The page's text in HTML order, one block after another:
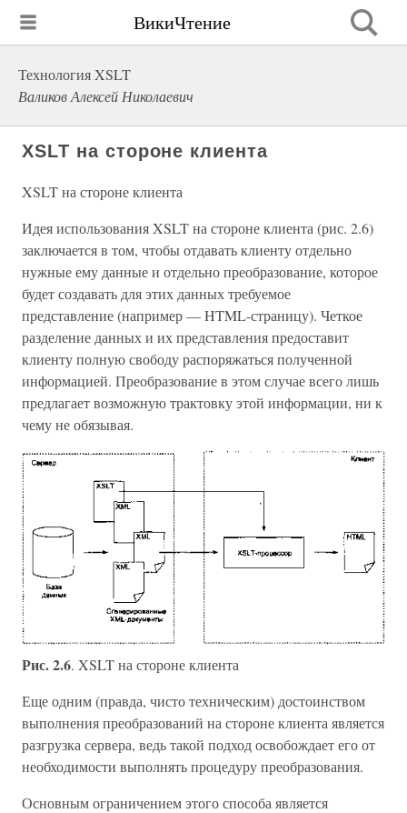
ВикиЧтение
Технология XSLT
Валиков Алексей Николаевич
XSLT на стороне клиента
XSLT на стороне клиента
Идея использования XSLT на стороне клиента (рис. 2.6)
заключается в том, чтобы отдавать клиенту отдельно
нужные ему данные и отдельно преобразование, которое
будет создавать для этих данных требуемое
представление (например — HTML-страницу). Четкое
разделение данных и их представления предоставит
клиенту полную свободу распоряжаться полученной
информацией. Преобразование в этом случае всего лишь
предлагает возможную трактовку этой информации, ни к
чему не обязывая.
Рис. 2.6. XSLT на стороне клиента
Еще одним (правда, чисто техническим) достоинством
выполнения преобразований на стороне клиента является
разгрузка сервера, ведь такой подход освобождает его от
необходимости выполнять процедуру преобразования.
Основным ограничением этого способа является